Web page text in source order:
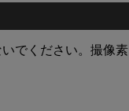
でください。撮像素